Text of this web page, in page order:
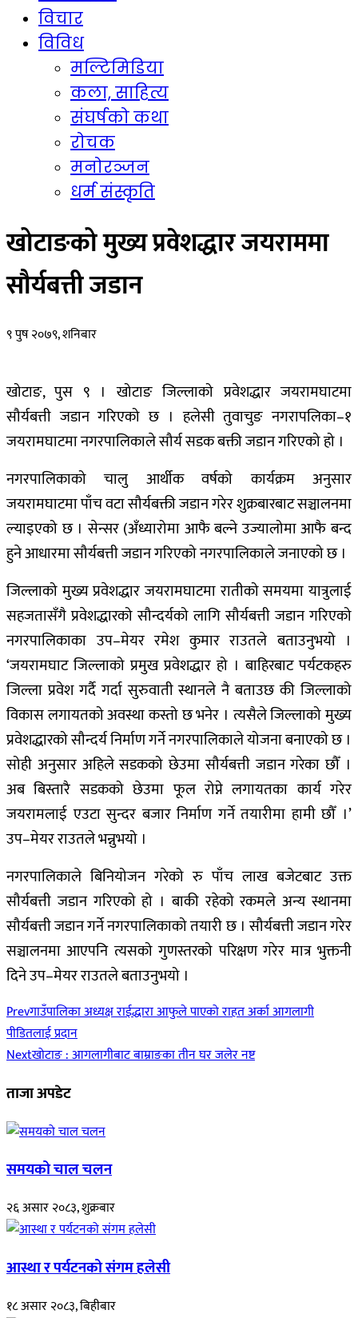
विचार
विविध
मल्टिमिडिया
कला, साहित्य
संघर्षको कथा
रोचक
मनोरञ्जन
धर्म संस्कृति
खोटाङको मुख्य प्रवेशद्धार जयराममा
सौर्यबत्ती जडान
९ पुष २०७९, शनिबार
खोटाङ, पुस ९ । खोटाङ जिल्लाको प्रवेशद्धार जयरामघाटमा
सौर्यबत्ती जडान गरिएको छ । हलेसी तुवाचुङ नगरापलिका–१
जयरामघाटमा नगरपालिकाले सौर्य सडक बक्ती जडान गरिएको हो ।
नगरपालिकाको चालु आर्थीक वर्षको कार्यक्रम अनुसार
जयरामघाटमा पाँच वटा सौर्यबक्ती जडान गरेर शुक्रबारबाट सञ्चालनमा
ल्याइएको छ । सेन्सर (अँध्यारोमा आफै बल्ने उज्यालोमा आफै बन्द
हुने आधारमा सौर्यबत्ती जडान गरिएको नगरपालिकाले जनाएको छ ।
जिल्लाको मुख्य प्रवेशद्धार जयरामघाटमा रातीको समयमा यात्रुलाई
सहजतासँगै प्रवेशद्धारको सौन्दर्यको लागि सौर्यबत्ती जडान गरिएको
नगरपालिकाका उप–मेयर रमेश कुमार राउतले बताउनुभयो ।
‘जयरामघाट जिल्लाको प्रमुख प्रवेशद्धार हो । बाहिरबाट पर्यटकहरु
जिल्ला प्रवेश गर्दै गर्दा सुरुवाती स्थानले नै बताउछ की जिल्लाको
विकास लगायतको अवस्था कस्तो छ भनेर । त्यसैले जिल्लाको मुख्य
प्रवेशद्धारको सौन्दर्य निर्माण गर्ने नगरपालिकाले योजना बनाएको छ ।
सोही अनुसार अहिले सडकको छेउमा सौर्यबत्ती जडान गरेका छौँ ।
अब बिस्तारै सडकको छेउमा फूल रोप्ने लगायतका कार्य गरेर
जयरामलाई एउटा सुन्दर बजार निर्माण गर्ने तयारीमा हामी छौँ ।’
उप–मेयर राउतले भन्नुभयो ।
नगरपालिकाले बिनियोजन गरेको रु पाँच लाख बजेटबाट उक्त
सौर्यबत्ती जडान गरिएको हो । बाकी रहेको रकमले अन्य स्थानमा
सौर्यबत्ती जडान गर्ने नगरपालिकाको तयारी छ । सौर्यबत्ती जडान गरेर
सञ्चालनमा आएपनि त्यसको गुणस्तरको परिक्षण गरेर मात्र भुक्तनी
दिने उप–मेयर राउतले बताउनुभयो ।
Prevगाउँपालिका अध्यक्ष राईद्धारा आफुले पाएको राहत अर्का आगलागी
पीडितलाई प्रदान
Nextखोटाङ : आगलागीबाट बाम्राङका तीन घर जलेर नष्ट
ताजा अपडेट
समयको चाल चलन
२६ असार २०८३, शुक्रबार
आस्था र पर्यटनको संगम हलेसी
१८ असार २०८३, बिहीबार